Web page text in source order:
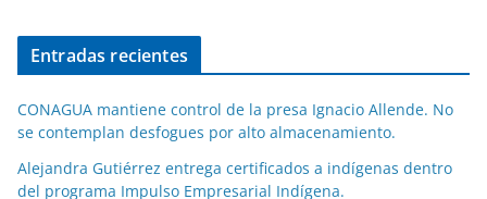
Entradas recientes
CONAGUA mantiene control de la presa Ignacio Allende. No
se contemplan desfogues por alto almacenamiento.
Alejandra Gutiérrez entrega certificados a indígenas dentro
del programa Impulso Empresarial Indígena.